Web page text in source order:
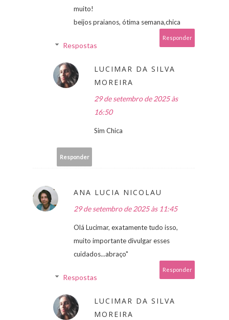
muito!
beijos praianos, ótima semana,chica
Responder
Respostas
LUCIMAR DA SILVA
MOREIRA
29 de setembro de 2025 às
16:50
Sim Chica
Responder
ANA LUCIA NICOLAU
29 de setembro de 2025 às 11:45
Olá Lucimar, exatamente tudo isso,
muito importante divulgar esses
cuidados...abraço"
Responder
Respostas
LUCIMAR DA SILVA
MOREIRA